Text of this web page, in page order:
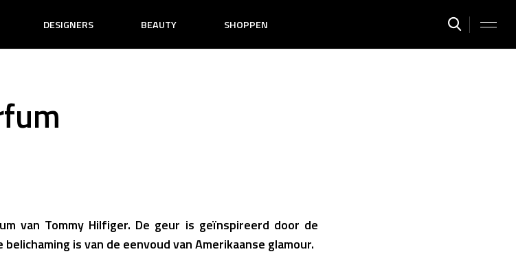
DESIGNERS BEAUTY SHOPPEN
van Tommy Hilfiger. De geur is geïnspireerd door de
is van de eenvoud van Amerikaanse glamour.